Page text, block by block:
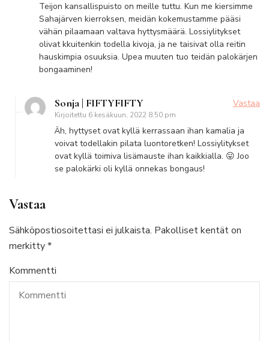
Teijon kansallispuisto on meille tuttu. Kun me kiersimme
Sahajärven kierroksen, meidän kokemustamme pääsi
vähän pilaamaan valtava hyttysmäärä. Lossiylitykset
olivat kkuitenkin todella kivoja, ja ne taisivat olla reitin
hauskimpia osuuksia. Upea muuten tuo teidän palokärjen
bongaaminen!
Sonja | FIFTYFIFTY
Kirjoitettu 6 kesäkuun, 2022 8:50 pm
Vastaa
Äh, hyttyset ovat kyllä kerrassaan ihan kamalia ja
voivat todellakin pilata luontoretken! Lossiylitykset
ovat kyllä toimiva lisämauste ihan kaikkialla. 😛 Joo
se palokärki oli kyllä onnekas bongaus!
Vastaa
Sähköpostiosoitettasi ei julkaista. Pakolliset kentät on
merkitty*
Kommentti